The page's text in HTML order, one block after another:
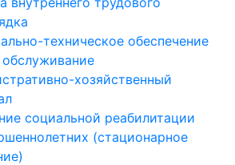
техническое обеспечение
хозяйственный
социальной реабилитации
(стационарное